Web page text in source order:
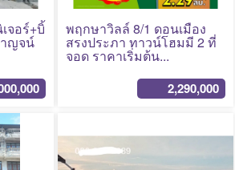
จอร์+บิ้
ญจน์
พฤกษาวิลล์ 8/1 ดอนเมือง
สรงประภา ทาวน์โฮมมี 2 ที่
จอด ราคาเริ่มต้น...
2,290,000